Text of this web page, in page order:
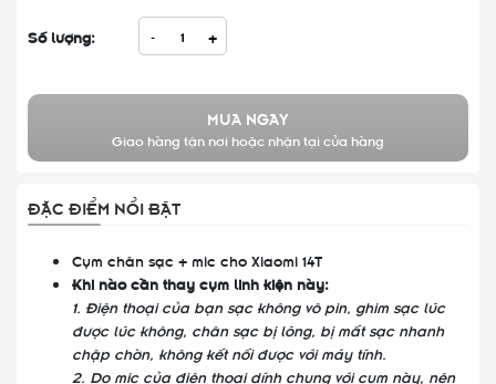
Số lượng: - +
MUA NGAY
Giao hàng tận nơi hoặc nhận tại cửa hàng
ĐẶC ĐIỂM NỔI BẬT
Cụm chân sạc + mic cho Xiaomi 14T
Khi nào cần thay cụm linh kiện này:
1. Điện thoại của bạn sạc không vô pin, ghim sạc lúc
được lúc không, chân sạc bị lõng, bị mất sạc nhanh
chập chờn, không kết nối được với máy tính.
2. Do mic của điện thoại dính chung với cụm này, nên